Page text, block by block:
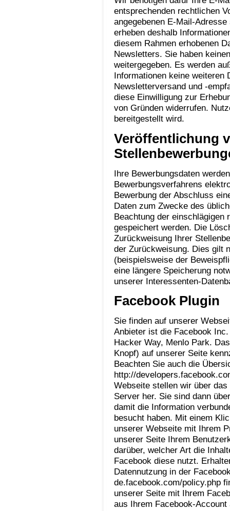
entsprechenden rechtlichen
angegebenen E-Mail-
erheben deshalb
diesem Rahmen erhobenen
Newsletters. Sie haben
weitergegeben. Es werden
Informationen keine weiteren
Newsletterversand und -
diese Einwilligung zur
von Gründen widerrufen.
bereitgestellt wird.
Veröffentlichung
Ihre Bewerbungsdaten
Bewerbungsverfahrens
Bewerbung der Abschluss
Daten zum Zwecke des
Beachtung der
gespeichert werden. Die
Zurückweisung Ihrer
der Zurückweisung. Dies gilt
(beispielsweise der
eine längere Speicherung
unserer Interessenten-
Facebook Plugin
Sie finden auf unserer
Anbieter ist die Facebook
Hacker Way, Menlo Park.
Knopf) auf unserer Seite
Beachten Sie auch die
http://
Webseite stellen wir über
Server her. Sie sind dann
damit die Information
besucht haben. Mit einem
unserer Webseite mit Ihrem
unserer Seite Ihrem
darüber, welcher Art die
Facebook diese nutzt.
Datennutzung in der
de.facebook.com/policy.php
unserer Seite mit Ihrem
aus Ihrem Facebook-Account